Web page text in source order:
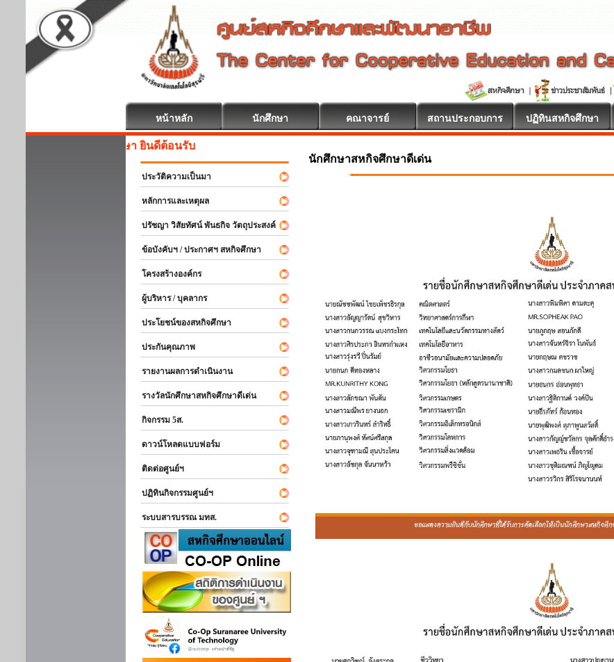
หน้าหลัก นักศึกษา คณาจารย์ สถานประกอบการ ปฏิทินสหกิจศึกษา
สหกิจศึกษา ยินดีต้อนรับ
ประวัติความเป็นมา
หลักการและเหตุผล
ปรัชญา วิสัยทัศน์ พันธกิจ วัตถุประสงค์
ข้อบังคับฯ / ประกาศฯ สหกิจศึกษา
โครงสร้างองค์กร
ผู้บริหาร / บุคลากร
ประโยชน์ของสหกิจศึกษา
ประกันคุณภาพ
รายงานผลการดำเนินงาน
รางวัลนักศึกษาสหกิจศึกษาดีเด่น
กิจกรรม 5ส.
ดาวน์โหลดแบบฟอร์ม
ติดต่อศูนย์ฯ
ปฏิทินกิจกรรมศูนย์ฯ
ระบบสารบรรณ มทส.
นักศึกษาสหกิจศึกษาดีเด่น